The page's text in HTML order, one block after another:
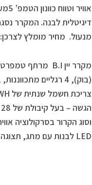
מנעול. מחיר מומלץ לצרכן:17,900 ש”ח
LED לבנות עם מתג, תצוגה דיגיטלית ודלת זכוכית נגד קרינת UV מזכוכית. מחיר מומלץ לצרכן:3590 ש”ח.